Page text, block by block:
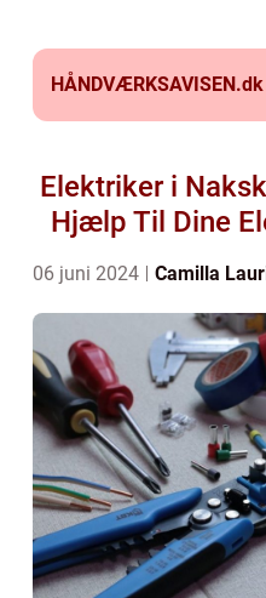
HÅNDVÆRKSAVISEN.dk
Elektriker i
Hjælp Til Dine
06 juni 2024 Camilla